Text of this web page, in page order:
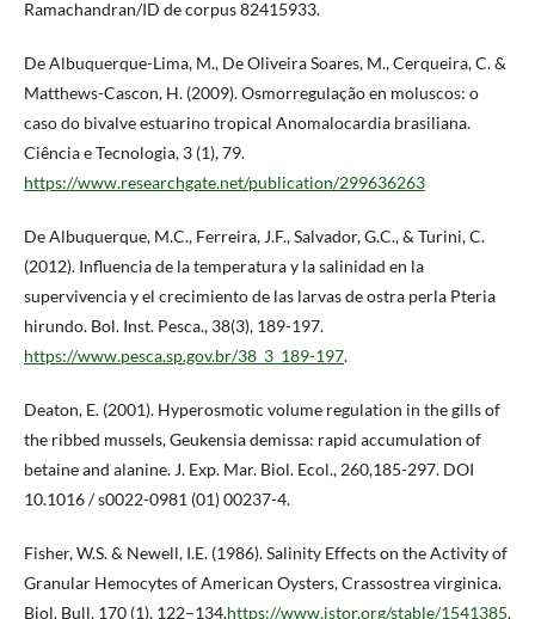
Ramachandran/ID de corpus 82415933.
De Albuquerque-Lima, M., De Oliveira Soares, M., Cerqueira, C. &
Matthews-Cascon, H. (2009). Osmorregulação en moluscos: o
caso do bivalve estuarino tropical Anomalocardia brasiliana.
Ciência e Tecnologia, 3 (1), 79.
https://www.researchgate.net/publication/299636263
De Albuquerque, M.C., Ferreira, J.F., Salvador, G.C., & Turini, C.
(2012). Influencia de la temperatura y la salinidad en la
supervivencia y el crecimiento de las larvas de ostra perla Pteria
hirundo. Bol. Inst. Pesca., 38(3), 189-197.
https://www.pesca.sp.gov.br/38_3_189-197.
Deaton, E. (2001). Hyperosmotic volume regulation in the gills of
the ribbed mussels, Geukensia demissa: rapid accumulation of
betaine and alanine. J. Exp. Mar. Biol. Ecol., 260,185-297. DOI
10.1016 / s0022-0981 (01) 00237-4.
Fisher, W.S. & Newell, I.E. (1986). Salinity Effects on the Activity of
Granular Hemocytes of American Oysters, Crassostrea virginica.
Biol. Bull. 170 (1), 122–134.https://www.jstor.org/stable/1541385.